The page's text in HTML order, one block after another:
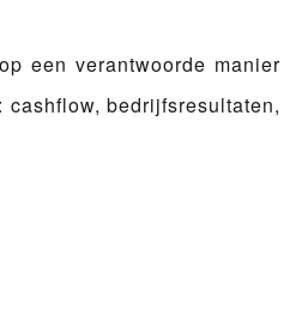
een verantwoorde manier
bedrijfsresultaten,